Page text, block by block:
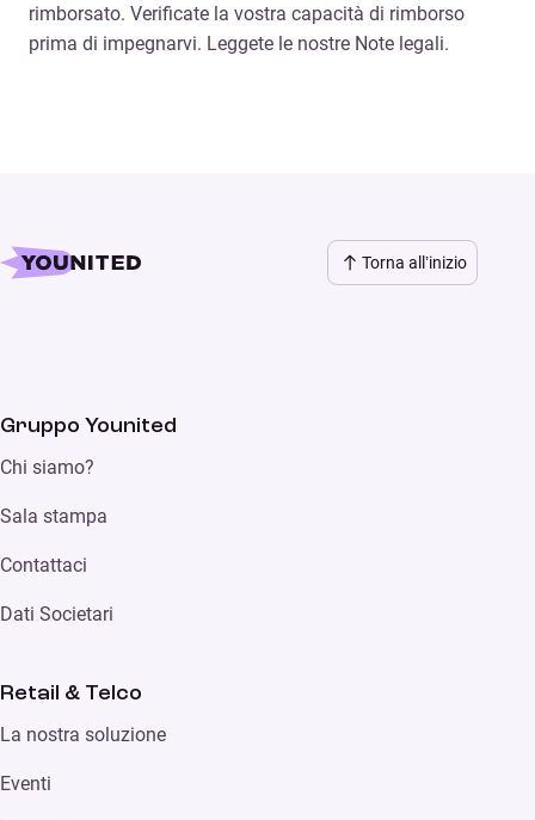
rimborsato. Verificate la vostra capacità di rimborso
prima di impegnarvi. Leggete le nostre Note legali.
Torna all’inizio
Gruppo Younited
Chi siamo?
Sala stampa
Contattaci
Dati Societari
Retail & Telco
La nostra soluzione
Eventi